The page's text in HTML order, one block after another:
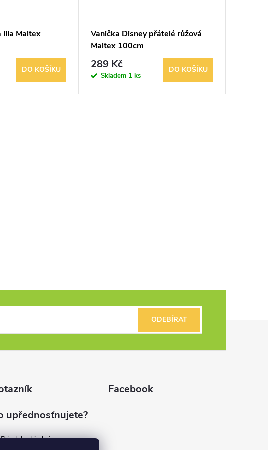
lila Maltex
DO KOŠÍKU
Vanička Disney přátelé růžová
Maltex 100cm
289 Kč
Skladem 1 ks
DO KOŠÍKU
ODEBÍRAT
upřednosťnujete?
Dárek k objednávce
Facebook